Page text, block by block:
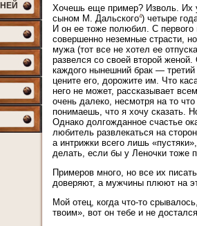
Хочешь еще пример? Изволь. Их
сыном М. Дальского4) четыре
И он ее тоже полюбил. С
совершенно неземные страсти,
мужа (тот все не хотел ее
развелся со своей второй
каждого нынешний брак —
цените его, дорожите им. Что
него не может, рассказывает
очень далеко, несмотря на то
понимаешь, что я хочу сказать.
Однако долгожданное счастье
любитель развлекаться на
а интрижки всего лишь
делать, если бы у Леночки тоже
Примеров много, но все их
доверяют, а мужчины плюют на
Мой отец, когда что-то
твоим», вот он тебе и не